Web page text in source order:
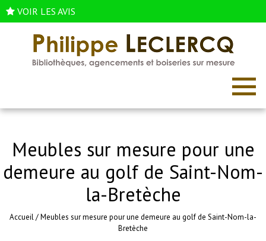
VOIR LES AVIS
Meubles sur mesure pour une
demeure au golf de Saint-Nom-
la-Bretèche
Accueil/Meubles sur mesure pour une demeure au golf de Saint-Nom-la-
Bretèche